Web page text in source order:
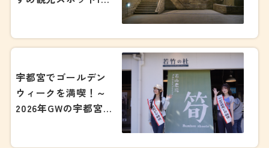
宇都宮でゴールデン
ウィークを満喫！～
2026年GWの宇都宮